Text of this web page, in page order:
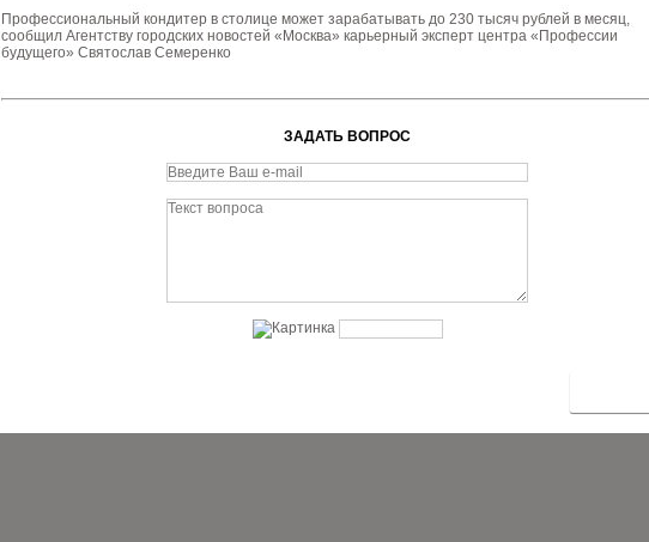
Профессиональный кондитер в столице может зарабатывать до 230 тысяч рублей в месяц,
сообщил Агентству городских новостей «Москва» карьерный эксперт центра «Профессии
будущего» Святослав Семеренко
ЗАДАТЬ ВОПРОС